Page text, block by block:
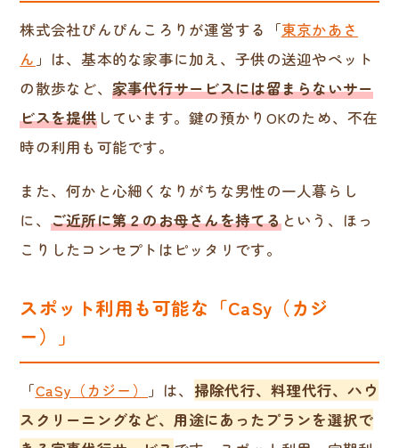
株式会社ぴんぴんころりが運営する「東京かあさ
ん 」は、基本的な家事に加え、子供の送迎やペット
の散歩など、 家事代行サービスには留まらないサー
ビスを提供しています。鍵の預かりOKのため、不在
時の利用も可能です。
また、何かと心細くなりがちな男性の一人暮らし
に、 ご近所に第２のお母さんを持てるという、ほっ
こりしたコンセプトはピッタリです。
スポット利用も可能な「CaSy（カジ
ー）」
「CaSy（カジー） 」は、 掃除代行、料理代行、ハウ
スクリーニングなど、用途にあったプランを選択で